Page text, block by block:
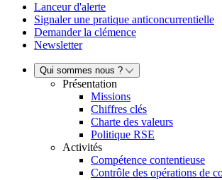
Lanceur d'alerte
Signaler une pratique anticoncurrentielle
Demander la clémence
Newsletter
Qui sommes nous ?
Présentation
Missions
Chiffres clés
Charte des valeurs
Politique RSE
Activités
Compétence contentieuse
Contrôle des opérations de